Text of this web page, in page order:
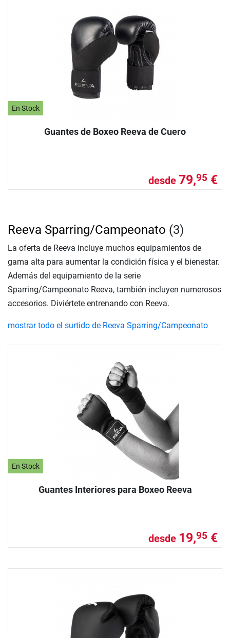
En Stock
Guantes de Boxeo Reeva de Cuero
desde 79,95 €
En Stock
Guantes Interiores para Boxeo Reeva
desde 19,95 €
Reeva Sparring/Campeonato (3)
La oferta de Reeva incluye muchos equipamientos de
gama alta para aumentar la condición física y el bienestar.
Además del equipamiento de la serie
Sparring/Campeonato Reeva, también incluyen numerosos
accesorios. Diviértete entrenando con Reeva.
mostrar todo el surtido de Reeva Sparring/Campeonato